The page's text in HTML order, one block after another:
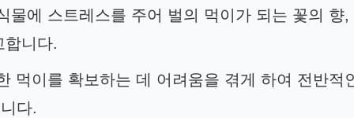
물에 스트레스를 주어 벌의 먹이가 되는 꽃의 향
합니다.
먹이를 확보하는 데 어려움을 겪게 하여 전반적
다.